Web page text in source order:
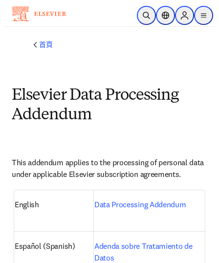
跳到主要內容
公開搜尋位置選擇器Sign in to
menu
首頁
Elsevier Data Processing
Addendum
This addendum applies to the processing of personal data
under applicable Elsevier subscription agreements.
English Data Processing Addendum
Español (Spanish)
Adenda sobre Tratamiento de
Datos